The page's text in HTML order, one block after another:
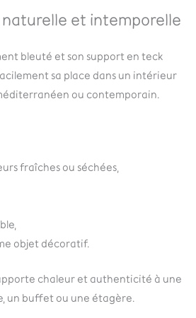
et intemporelle
bleuté et son support en teck
sa place dans un intérieur
ou contemporain.
fraîches ou séchées,
objet décoratif.
chaleur et authenticité à une
un buffet ou une étagère.